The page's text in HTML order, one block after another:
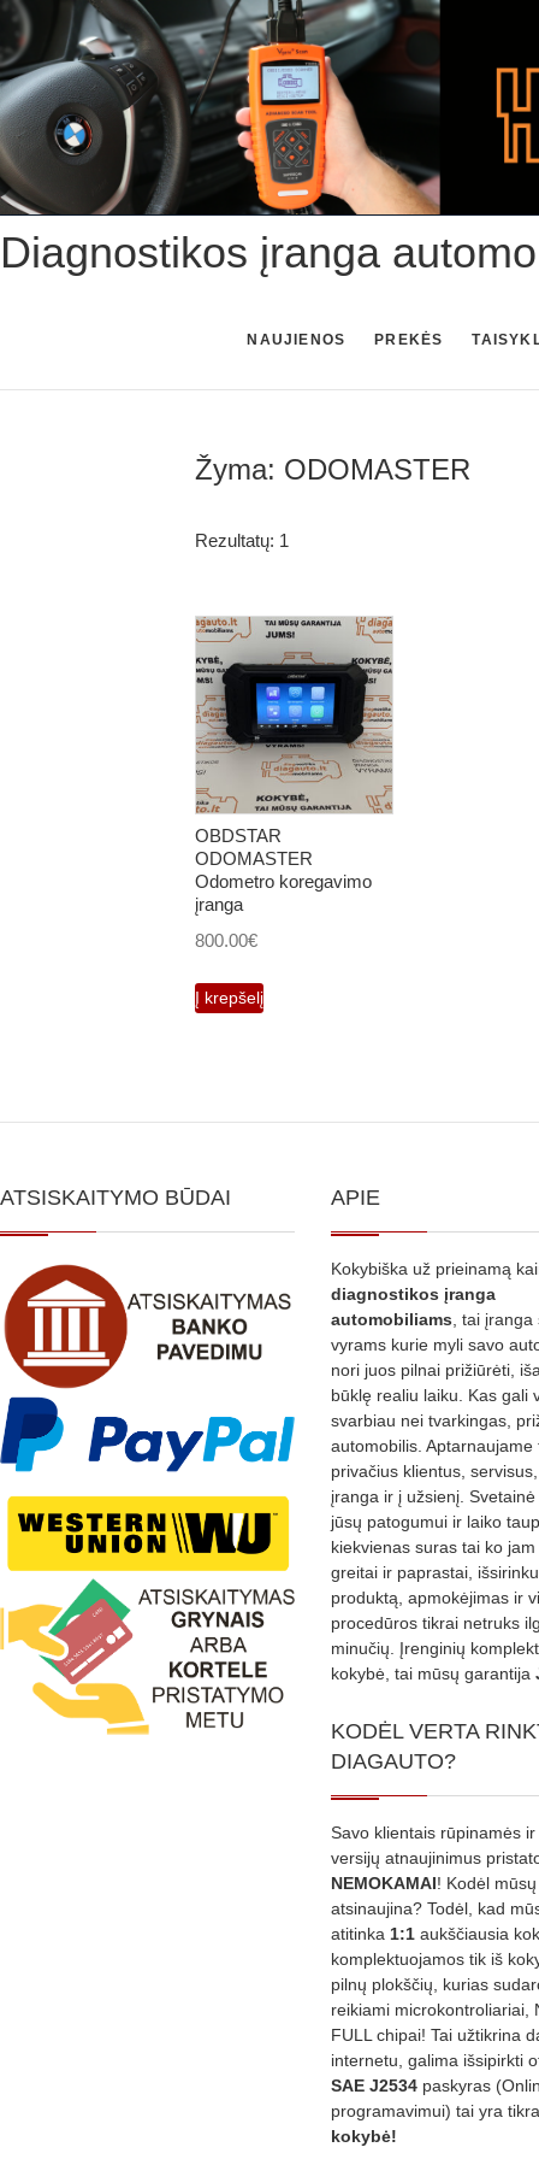
Skip
to
content
Diagnostikos įranga
NAUJIENOS PREKĖS
Žyma: ODOMASTER
Rezultatų: 1
OBDSTAR
ODOMASTER
Odometro koregavimo
įranga
800.00€
Į krepšelį
ATSISKAITYMO BŪDAI APIE
Kokybiška už prieinamą
diagnostikos įranga
automobiliams , tai
vyrams kurie myli savo
nori juos pilnai prižiūrėti,
būklę realiu laiku. Kas gali
svarbiau nei tvarkingas,
automobilis. Aptarnaujame
privačius klientus,
įranga ir į užsienį.
jūsų patogumui ir laiko
kiekvienas suras tai ko
greitai ir paprastai,
produktą, apmokėjimas ir
procedūros tikrai netruks
minučių. Įrenginių
kokybė, tai mūsų garantija
KODĖL VERTA
DIAGAUTO?
Savo klientais rūpinamės
versijų atnaujinimus
NEMOKAMAI! Kodėl
atsinaujina? Todėl, kad
atitinka 1:1 aukščiausia
komplektuojamos tik iš
pilnų plokščių, kurias
reikiami microkontroliariai,
FULL chipai! Tai užtikrina
internetu, galima išsipirkti
SAE J2534 paskyras
programavimui) tai yra
kokybė!